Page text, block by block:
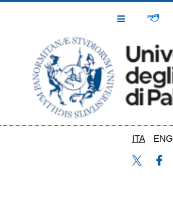
Toggle
ITA ENG